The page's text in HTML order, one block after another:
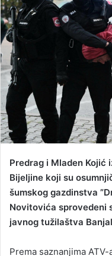
a
n
e
m
a
Predrag i Mladen Kojić
Bijeljine koji su
šumskog gazdinstva
Novitovića sprovedeni
javnog tužilaštva
Prema saznanjima